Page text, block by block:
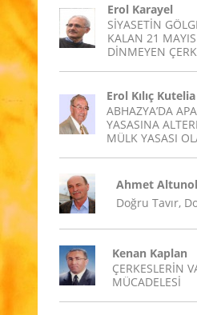
Erol Karayel
SİYASETİN
KALAN 21 MAYIS
DİNMEYEN
Erol Kılıç Kutelia
ABHAZYA’DA
YASASINA
MÜLK YASASI
Ahmet
Doğru Tavır,
Kenan Kaplan
ÇERKESLERİN
MÜCADELESİ